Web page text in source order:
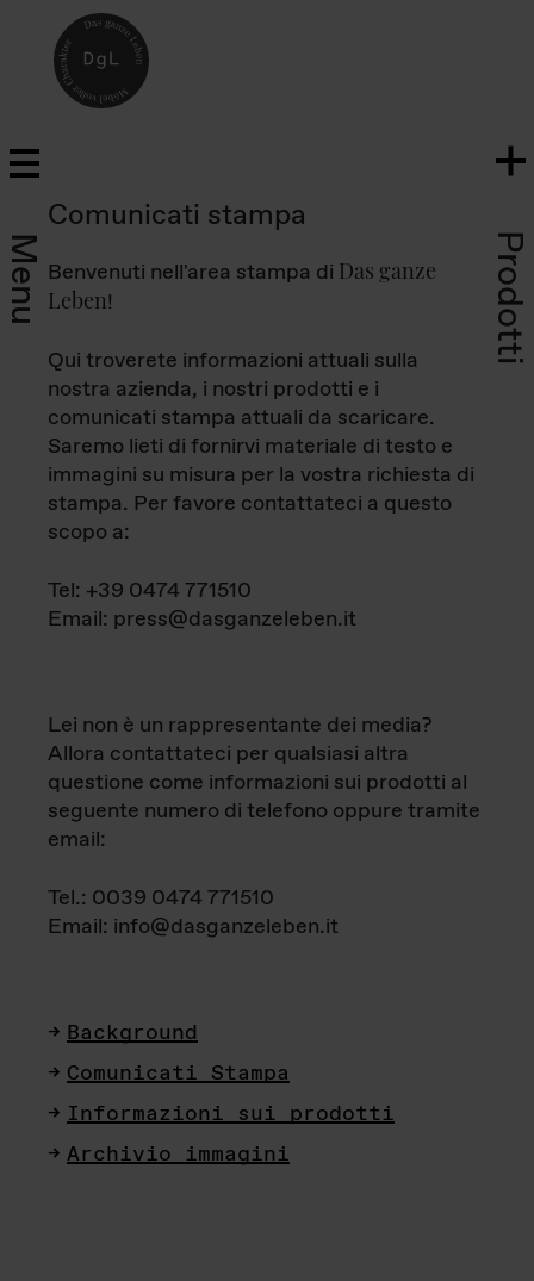
Menu Prodotti
Comunicati stampa
Benvenuti nell'area stampa di Das ganze
Leben!
Qui troverete informazioni attuali sulla
nostra azienda, i nostri prodotti e i
comunicati stampa attuali da scaricare.
Saremo lieti di fornirvi materiale di testo e
immagini su misura per la vostra richiesta di
stampa. Per favore contattateci a questo
scopo a:
Tel: +39 0474 771510
Email: press@dasganzeleben.it
Lei non è un rappresentante dei media?
Allora contattateci per qualsiasi altra
questione come informazioni sui prodotti al
seguente numero di telefono oppure tramite
email:
Tel.: 0039 0474 771510
Email: info@dasganzeleben.it
Background
Comunicati Stampa
Informazioni sui prodotti
Archivio immagini